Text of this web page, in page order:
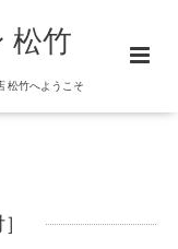
松竹
松竹へようこそ